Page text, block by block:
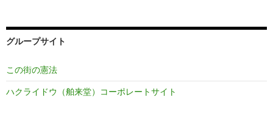
グループサイト
この街の憲法
ハクライドウ（舶来堂）コーポレートサイト